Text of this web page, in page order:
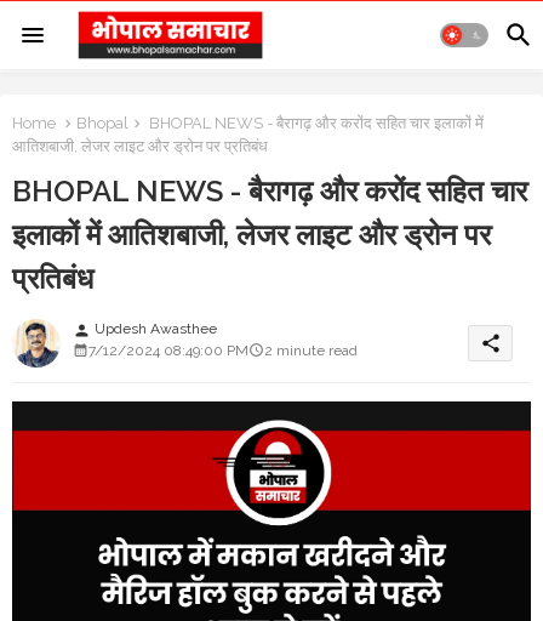
Home Bhopal
BHOPAL NEWS - बैरागढ़ और करोंद सहित चार इलाकों में
आतिशबाजी, लेजर लाइट और ड्रोन पर प्रतिबंध
BHOPAL NEWS - बैरागढ़ और करोंद सहित चार
इलाकों में आतिशबाजी, लेजर लाइट और ड्रोन पर
प्रतिबंध
person Updesh Awasthee
7/12/2024 08:49:00 PM
2 minute read share